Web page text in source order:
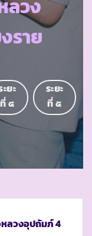
ลวง
ราย
ะยะ
ที่ ๔
ระยะ
ที่ ๕
หลวงอุปถัมภ์ 4